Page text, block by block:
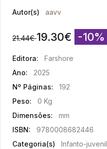
Autor(s) aavv
21.44€ 19.30€ -10%
Editora:
Farshore
Ano:
2025
Nº Páginas:
192
Peso:
0 Kg
Dimensões:
mm
ISBN:
9780008682446
Categoria(s)
Infanto-juvenil